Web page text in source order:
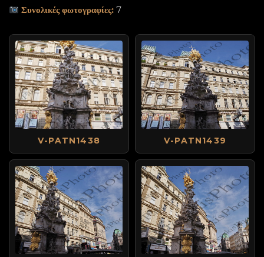
Συνολικές φωτογραφίες: 7
V-PATN1438 V-PATN1439